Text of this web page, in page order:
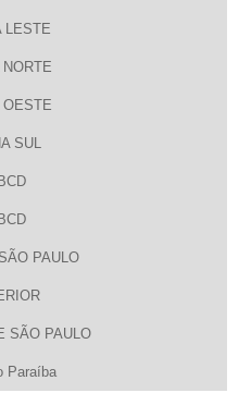
LESTE
OESTE
SUL
PAULO
SÃO PAULO
Paraíba